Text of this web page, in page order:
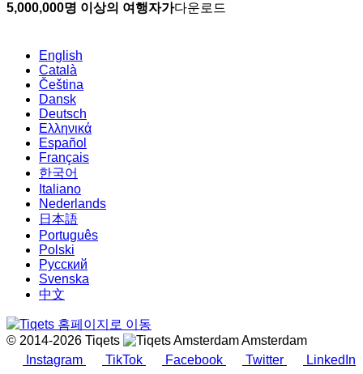
5,000,000명 이상의 여행자가다운로드
English
Català
Čeština
Dansk
Deutsch
Ελληνικά
Español
Français
한국어
Italiano
Nederlands
日本語
Português
Polski
Русский
Svenska
中文
© 2014-2026 Tiqets
Amsterdam
Instagram
TikTok Facebook Twitter LinkedIn